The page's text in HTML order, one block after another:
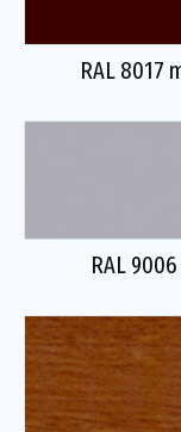
RAL 8017
RAL